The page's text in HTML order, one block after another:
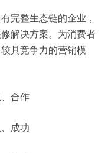
完整生态链的企业，
解决方案。为消费者
具竞争力的营销模
合作
成功